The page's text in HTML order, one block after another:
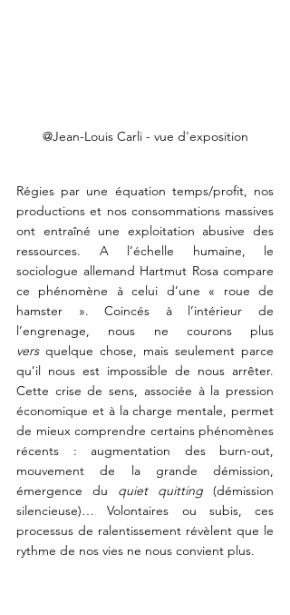
@Jean-Louis Carli - vue d'exposition
Régies par une équation temps/profit, nos
productions et nos consommations massives
ont entraîné une exploitation abusive des
ressources. A l’échelle humaine, le
sociologue allemand Hartmut Rosa compare
ce phénomène à celui d’une « roue de
hamster ». Coincés à l’intérieur de
vers quelque chose, mais seulement parce
qu’il nous est impossible de nous arrêter.
Cette crise de sens, associée à la pression
économique et à la charge mentale, permet
de mieux comprendre certains phénomènes
récents : augmentation des burn-out,
mouvement de la grande démission,
émergence du quiet quitting (démission
silencieuse)… Volontaires ou subis, ces
processus de ralentissement révèlent que le
rythme de nos vies ne nous convient plus.